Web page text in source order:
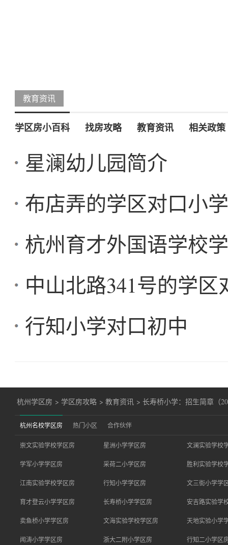
教育资讯
学区房小百科 找房攻略 教育资讯 相关政策
星澜幼儿园简介
布店弄的学区对口小
杭州育才外国语学校
中山北路341号的学区
行知小学对口初中
杭州学区房 > 学区房攻略 >教育资讯 >长寿桥小学：招生简章（
杭州名校学区房 热门小区 合作伙伴
崇文实验学校学区房 星洲小学学区房 文澜实验学校
学军小学学区房 采荷二小学区房 胜利实验学校
江南实验学校学区房 行知小学学区房 文三街小学学
育才登云小学学区房 长寿桥小学学区房 安吉路实验学
卖鱼桥小学学区房 文海实验学校学区房 天地实验小学
闻涛小学学区房 浙大二附小学区房 行知二小学区